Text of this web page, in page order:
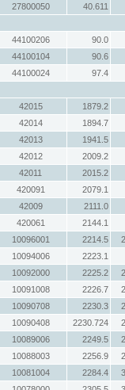
27800050
40.611
44100206
90.0
44100104
90.6
44100024
97.4
42015
1879.2
42014
1894.7
42013
1941.5
42012
2009.2
42011
2015.2
420091
2079.1
42009
2111.0
420061
2144.1
10096001 2214.5
10094006
2223.1
10092000 2225.2
10091008 2226.7
10090708 2230.3
10090408 2230.724
10089006 2249.5
10088003 2256.9
10081004 2284.4